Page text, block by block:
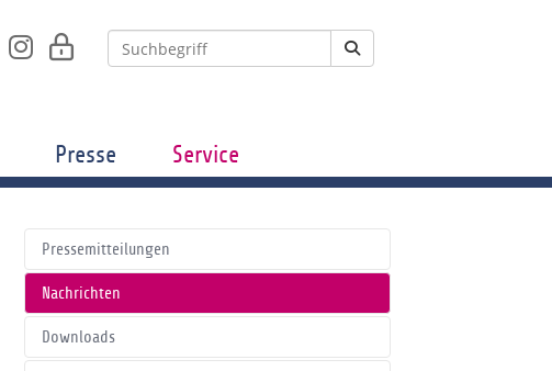
Presse Service
Pressemitteilungen
Nachrichten
Downloads